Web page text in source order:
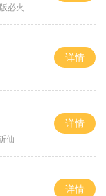
必火
详情
仙
详情
详情